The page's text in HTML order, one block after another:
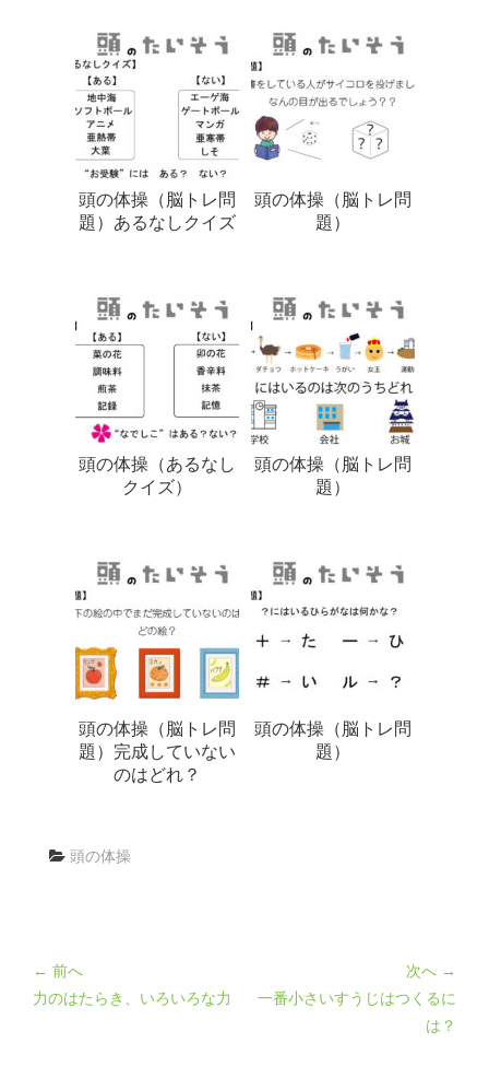
頭の体操（脳トレ問
題）あるなしクイズ
頭の体操（脳トレ問
題）
頭の体操（あるなし
クイズ）
頭の体操（脳トレ問
題）
頭の体操（脳トレ問
題）完成していない
のはどれ？
頭の体操（脳トレ問
題）
頭の体操
← 前へ
力のはたらき、いろいろな力
次へ →
一番小さいすうじはつくるに
は？